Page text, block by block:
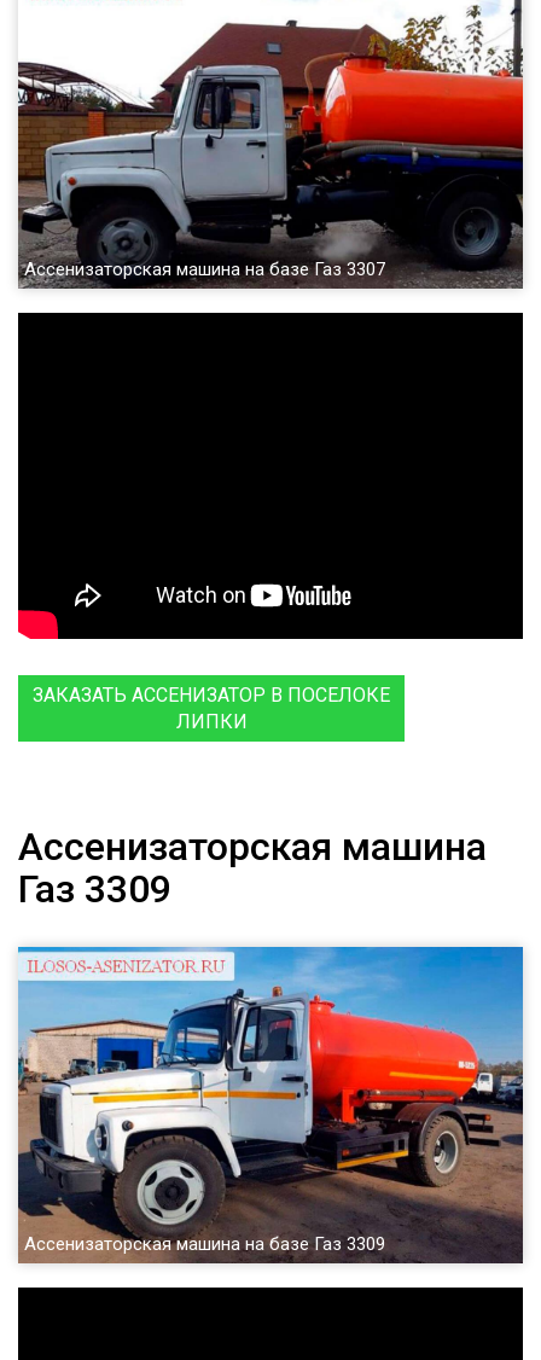
Ассенизаторская машина на базе Газ 3307
ЗАКАЗАТЬ АССЕНИЗАТОР В ПОСЕЛОКЕ
ЛИПКИ
Ассенизаторская машина
Газ 3309
Ассенизаторская машина на базе Газ 3309